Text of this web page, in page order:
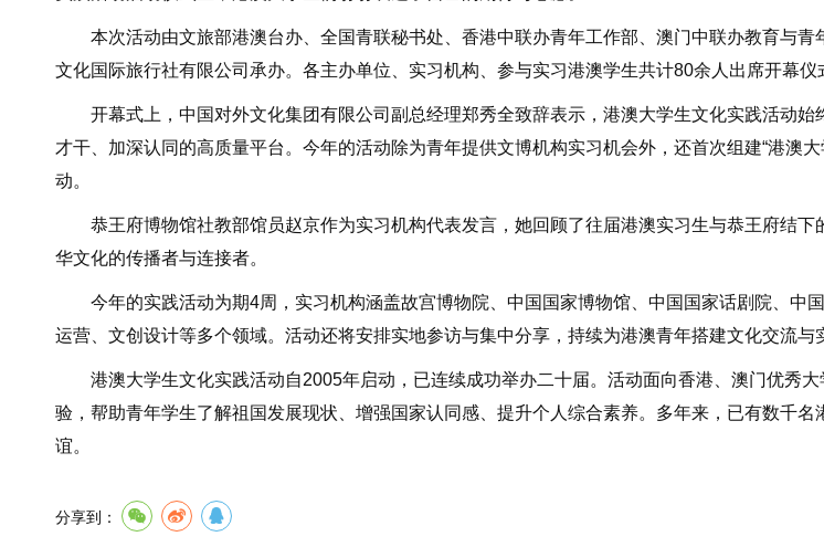
本次活动由文旅部港澳台办、全国青联秘书处、香港中联办青年工作部、澳门中联办教育与青
文化国际旅行社有限公司承办。各主办单位、实习机构、参与实习港澳学生共计80余人出席开幕仪
开幕式上，中国对外文化集团有限公司副总经理郑秀全致辞表示，港澳大学生文化实践活动始
才干、加深认同的高质量平台。今年的活动除为青年提供文博机构实习机会外，还首次组建“港澳
动。
恭王府博物馆社教部馆员赵京作为实习机构代表发言，她回顾了往届港澳实习生与恭王府结下
华文化的传播者与连接者。
今年的实践活动为期4周，实习机构涵盖故宫博物院、中国国家博物馆、中国国家话剧院、中
运营、文创设计等多个领域。活动还将安排实地参访与集中分享，持续为港澳青年搭建文化交流与
港澳大学生文化实践活动自2005年启动，已连续成功举办二十届。活动面向香港、澳门优秀
验，帮助青年学生了解祖国发展现状、增强国家认同感、提升个人综合素养。多年来，已有数千
谊。
分享到：